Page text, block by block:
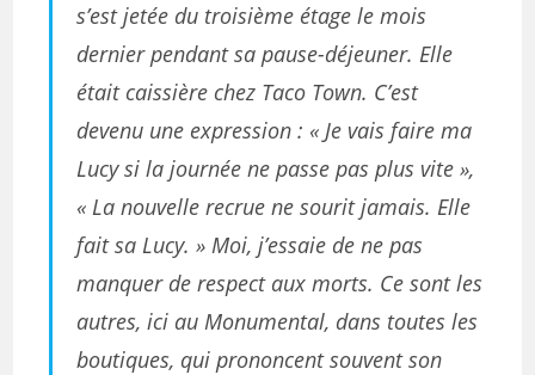
s’est jetée du troisième étage le mois
dernier pendant sa pause-déjeuner. Elle
était caissière chez Taco Town. C’est
devenu une expression : « Je vais faire ma
Lucy si la journée ne passe pas plus vite »,
« La nouvelle recrue ne sourit jamais. Elle
fait sa Lucy. » Moi, j’essaie de ne pas
manquer de respect aux morts. Ce sont les
autres, ici au Monumental, dans toutes les
boutiques, qui prononcent souvent son